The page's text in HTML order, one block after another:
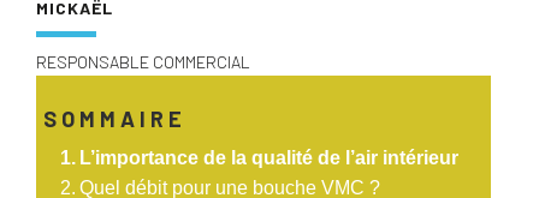
MICKAËL
RESPONSABLE COMMERCIAL
SOMMAIRE
L’importance de la qualité de l’air intérieur
Quel débit pour une bouche VMC ?